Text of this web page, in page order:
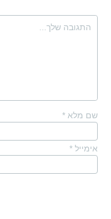
שם מלא *
אימייל *